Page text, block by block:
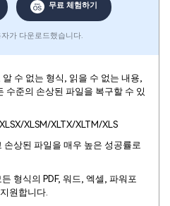
무료 체험하기
가 다운로드했습니다.
수 없는 형식, 읽을 수 없는 내용,
수준의 손상된 파일을 복구할 수 있
XLSM/XLTX/XLTM/XLS
손상된 파일을 매우 높은 성공률로
형식의 PDF, 워드, 엑셀, 파워포
원합니다.